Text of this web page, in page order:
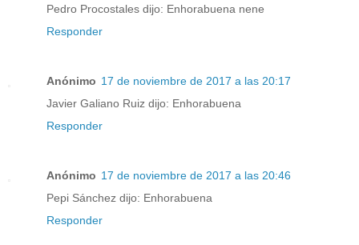
Pedro Procostales dijo: Enhorabuena nene
Responder
Anónimo 17 de noviembre de 2017 a las 20:17
Javier Galiano Ruiz dijo: Enhorabuena
Responder
Anónimo 17 de noviembre de 2017 a las 20:46
Pepi Sánchez dijo: Enhorabuena
Responder